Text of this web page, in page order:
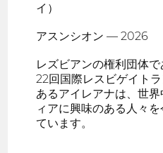
イ）
アスンシオン — 2026
レズビアンの権利団体
22回国際レスビゲイト
あるアイレアナは、世
ィアに興味のある人々
ています。